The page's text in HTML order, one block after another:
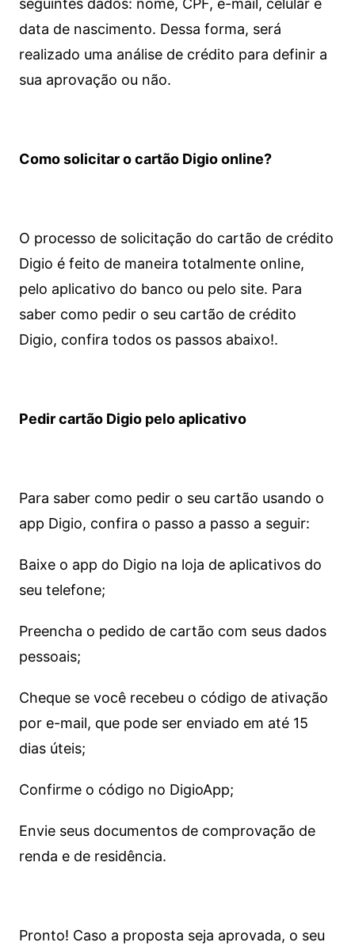
seguintes dados: nome, CPF, e-mail, celular e
data de nascimento. Dessa forma, será
realizado uma análise de crédito para definir a
sua aprovação ou não.
Como solicitar o cartão Digio online?
O processo de solicitação do cartão de crédito
Digio é feito de maneira totalmente online,
pelo aplicativo do banco ou pelo site. Para
saber como pedir o seu cartão de crédito
Digio, confira todos os passos abaixo!.
Pedir cartão Digio pelo aplicativo
Para saber como pedir o seu cartão usando o
app Digio, confira o passo a passo a seguir:
Baixe o app do Digio na loja de aplicativos do
seu telefone;
Preencha o pedido de cartão com seus dados
pessoais;
Cheque se você recebeu o código de ativação
por e-mail, que pode ser enviado em até 15
dias úteis;
Confirme o código no DigioApp;
Envie seus documentos de comprovação de
renda e de residência.
Pronto! Caso a proposta seja aprovada, o seu